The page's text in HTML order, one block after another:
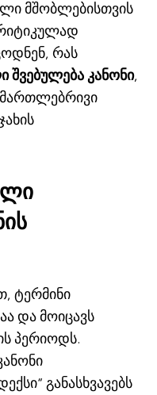
მშობლებისთვის
რას
კანონი,
ტერმინი
და მოიცავს
პერიოდს.
განასხვავებს